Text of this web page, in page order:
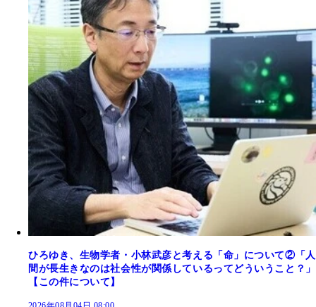
ひろゆき、生物学者・小林武彦と考える「命」について②「人
間が長生きなのは社会性が関係しているってどういうこと？」
【この件について】